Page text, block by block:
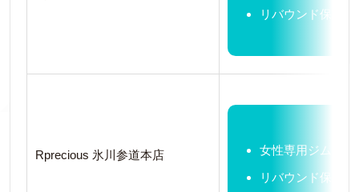
リバウンド保証あ
Rprecious 氷川参道本店
女性専用ジム
リバウンド保証あ